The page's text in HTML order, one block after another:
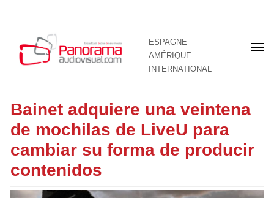
ESPAGNE
AMÉRIQUE
INTERNATIONAL
Bainet adquiere una veintena
de mochilas de LiveU para
cambiar su forma de producir
contenidos